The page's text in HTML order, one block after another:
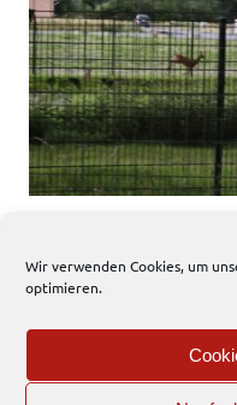
Wir verwenden Cookies, um
optimieren.
618 total views